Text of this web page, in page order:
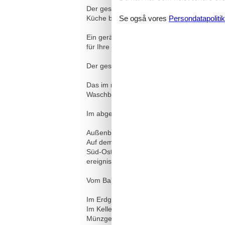
Der geschmackvoll gestaltete Essbereich
Küche bietet.
Ein geräumiges, ruhiges Schlafzimmer
für Ihre Wertsachen befindet. Eine
Der gesamte Wohn-/Schlafbereich ist mit
Das im mediterranen Stil geflieste,
Waschbecken mit Unterschrank sowie
Im abgeschlossenen Flur befinden sich
Außenbereich:
Auf dem mit hübschen Möbeln und großen
Süd-Ost-Richtung können Sie morgens
ereignisreichen Tag gemütlich ausklingen
Vom Balkon aus blicken Sie auf den
Im Erdgeschoss befindet sich eine Sauna
Im Keller stehen Ihnen ein großer
Münzgeräte.
Se også vores Persondatapolitik